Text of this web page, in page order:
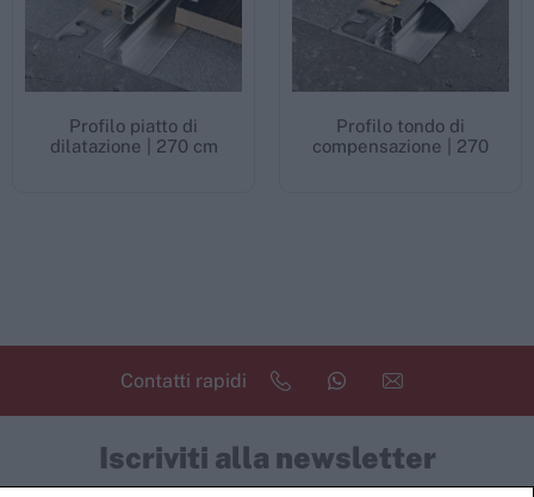
Profilo piatto di
dilatazione | 270 cm
Profilo tondo di
compensazione | 270
Contatti rapidi
Iscriviti alla newsletter